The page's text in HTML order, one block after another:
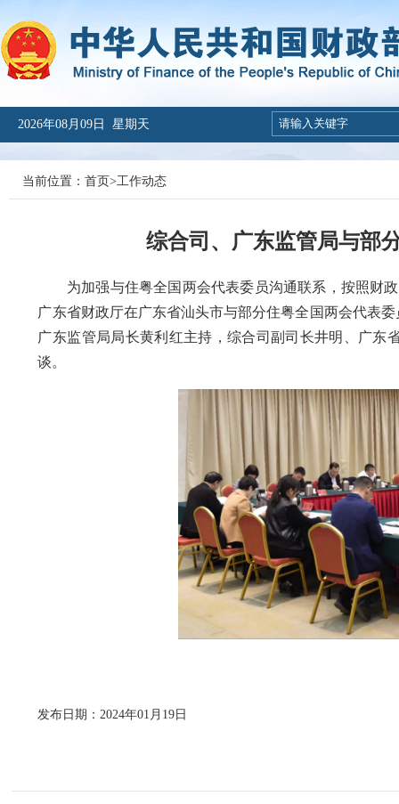
2026年08月09日 星期天
当前位置： 首页>工作动态
综合司、广东监管局与部
为加强与住粤全国两会代表委员沟通联系，按照财
广东省财政厅在广东省汕头市与部分住粤全国两会代表
广东监管局局长黄利红主持，综合司副司长井明、广东
谈。
发布日期：2024年01月19日